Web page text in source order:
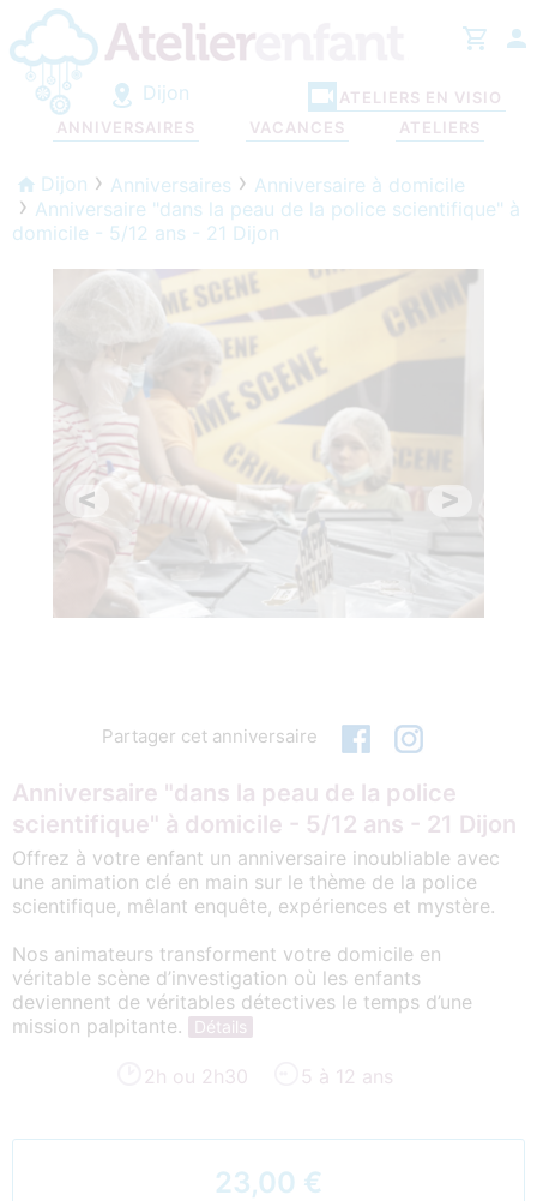
Dijon
ANNIVERSAIRES VACANCES ATELIERS
ATELIERS EN VISIO
Dijon Anniversaires
Anniversaire à domicile
Anniversaire "dans la peau de la police scientifique" à
domicile - 5/12 ans - 21 Dijon
< >
Partager cet anniversaire
Anniversaire "dans la peau de la police
scientifique" à domicile - 5/12 ans - 21 Dijon
Offrez à votre enfant un anniversaire inoubliable avec
une animation clé en main sur le thème de la police
scientifique, mêlant enquête, expériences et mystère.
Nos animateurs transforment votre domicile en
véritable scène d’investigation où les enfants
deviennent de véritables détectives le temps d’une
mission palpitante.
Détails
2h ou 2h30 5 à 12 ans
23,00 €